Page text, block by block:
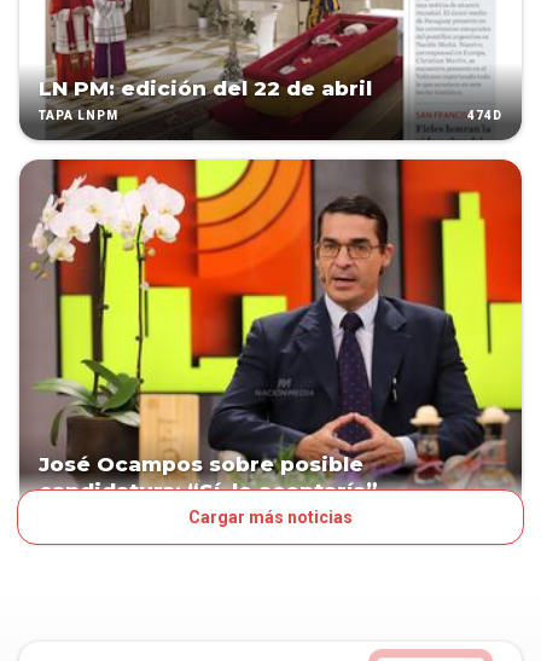
LN PM: edición del 22 de abril
TAPA LNPM 474D
José Ocampos sobre posible
candidatura: “Sí, lo aceptaría”
Cargar más noticias